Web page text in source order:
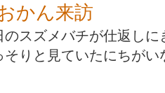
かん来訪
スズメバチが仕返し
そりと見ていたにちが